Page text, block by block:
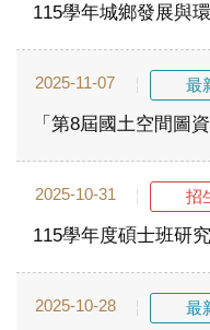
115學年城鄉發展與
2025-11-07 最
「第8屆國土空間圖
2025-10-31 招
115學年度碩士班研
2025-10-28 最